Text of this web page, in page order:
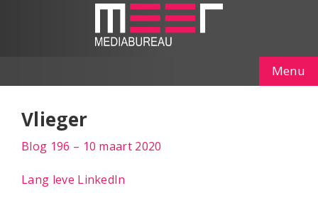
Menu
Vlieger
Blog 196 – 10 maart 2020
Lang leve LinkedIn